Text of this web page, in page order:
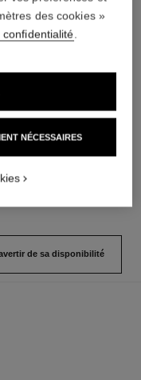
n°5
AJOUTER AU PANIER
de sa disponibilité
des cookies »
confidentialité
NÉCESSAIRES